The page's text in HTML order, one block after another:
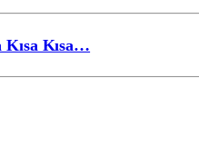
Kısa Kısa…